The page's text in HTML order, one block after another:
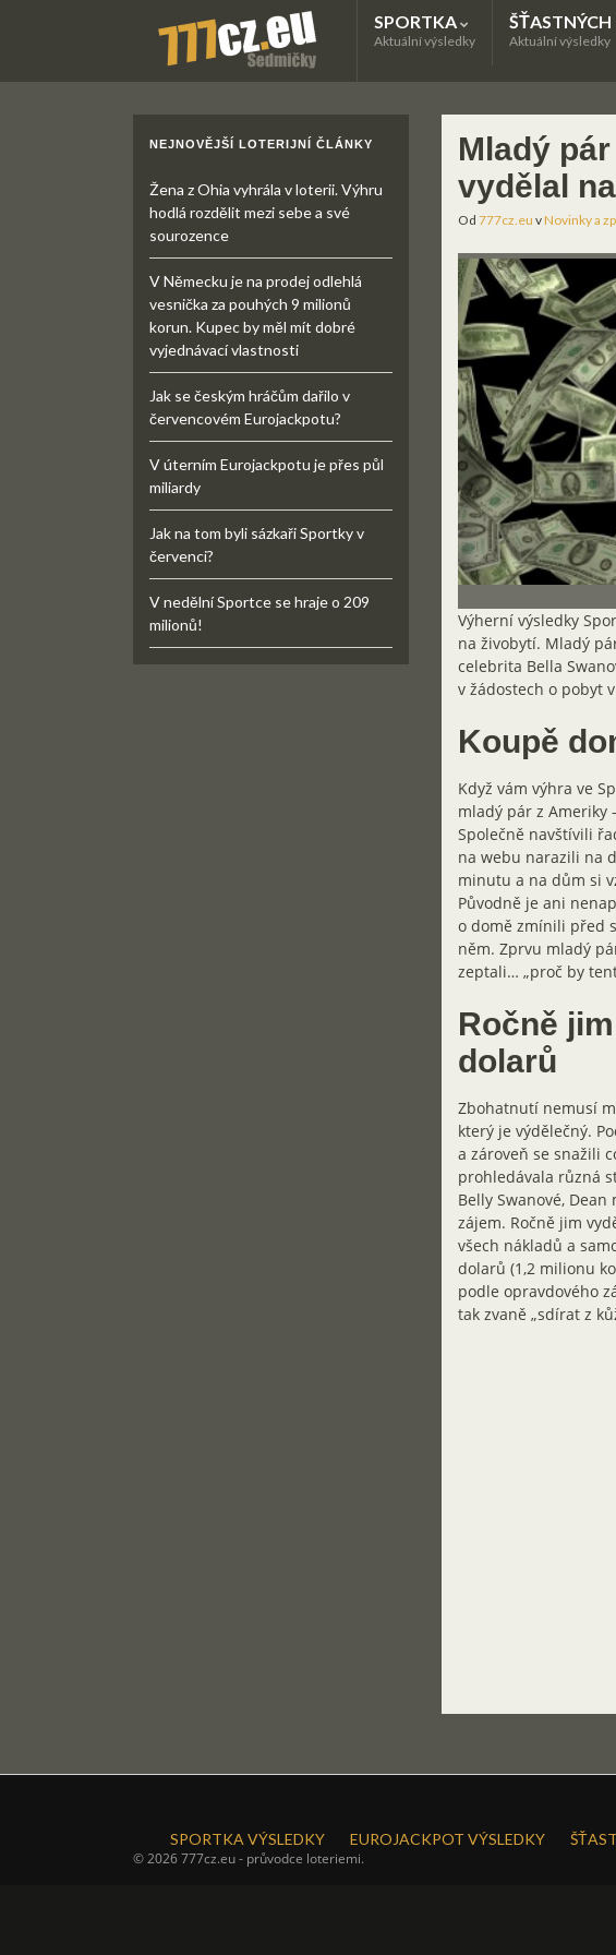
SPORTKA
Aktuální výsledky
ŠŤASTNÝCH
Aktuální výsledky
Mladý
vydělal
Od 777cz.eu vNovinky a
Výherní výsledky
na živobytí. Mladý
celebrita Bella
v žádostech o pobyt
Koupě
Když vám výhra ve
mladý pár z Ameriky
Společně navštívili
na webu narazili na
minutu a na dům si
Původně je ani
o domě zmínili před
něm. Zprvu mladý
zeptali… „proč by
Ročně
dolarů
Zbohatnutí nemusí
který je výdělečný.
a zároveň se snažili
prohledávala různá
Belly Swanové,
zájem. Ročně jim
všech nákladů a
dolarů (1,2 milionu
podle opravdového
tak zvaně „sdírat z
NEJNOVĚJŠÍ LOTERIJNÍ ČLÁNKY
Žena z Ohia vyhrála v loterii. Výhru
hodlá rozdělit mezi sebe a své
sourozence
V Německu je na prodej odlehlá
vesnička za pouhých 9 milionů
korun. Kupec by měl mít dobré
vyjednávací vlastnosti
Jak se českým hráčům dařilo v
červencovém Eurojackpotu?
V úterním Eurojackpotu je přes půl
miliardy
Jak na tom byli sázkaři Sportky v
červenci?
V nedělní Sportce se hraje o 209
milionů!
SPORTKA VÝSLEDKY EUROJACKPOT VÝSLEDKY
© 2026 777cz.eu - průvodce loteriemi.